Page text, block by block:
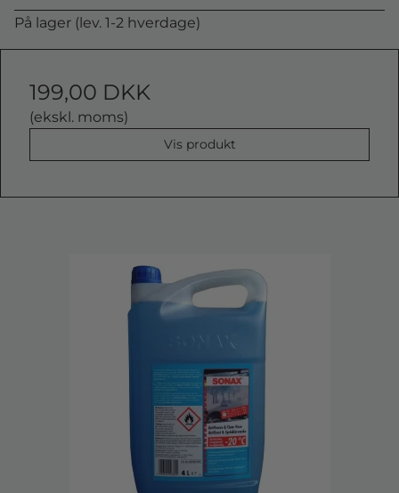
På lager (lev. 1-2 hverdage)
199,00 DKK
(ekskl. moms)
Vis produkt